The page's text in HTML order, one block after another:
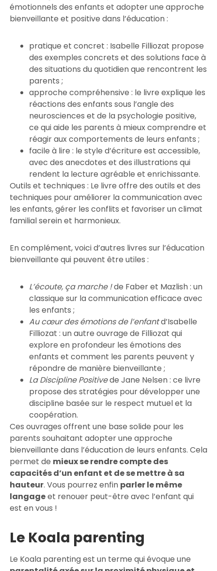
émotionnels des enfants et adopter une approche
bienveillante et positive dans l’éducation :
pratique et concret : Isabelle Filliozat propose
des exemples concrets et des solutions face à
des situations du quotidien que rencontrent les
parents ;
approche compréhensive : le livre explique les
réactions des enfants sous l’angle des
neurosciences et de la psychologie positive,
ce qui aide les parents à mieux comprendre et
réagir aux comportements de leurs enfants ;
facile à lire : le style d’écriture est accessible,
avec des anecdotes et des illustrations qui
rendent la lecture agréable et enrichissante.
Outils et techniques : Le livre offre des outils et des
techniques pour améliorer la communication avec
les enfants, gérer les conflits et favoriser un climat
familial serein et harmonieux.
En complément, voici d’autres livres sur l’éducation
bienveillante qui peuvent être utiles :
L’écoute, ça marche !de Faber et Mazlish : un
classique sur la communication efficace avec
les enfants ;
Au cœur des émotions de l’enfantd’Isabelle
Filliozat : un autre ouvrage de Filliozat qui
explore en profondeur les émotions des
enfants et comment les parents peuvent y
répondre de manière bienveillante ;
La Discipline Positivede Jane Nelsen : ce livre
propose des stratégies pour développer une
discipline basée sur le respect mutuel et la
coopération.
Ces ouvrages offrent une base solide pour les
parents souhaitant adopter une approche
bienveillante dans l’éducation de leurs enfants. Cela
permet de mieux se rendre compte des
capacités d’un enfant et de se mettre à sa
hauteur. Vous pourrez enfin parler le même
langageet renouer peut-être avec l’enfant qui
est en vous !
Le Koala parenting
Le Koala parenting est un terme qui évoque une